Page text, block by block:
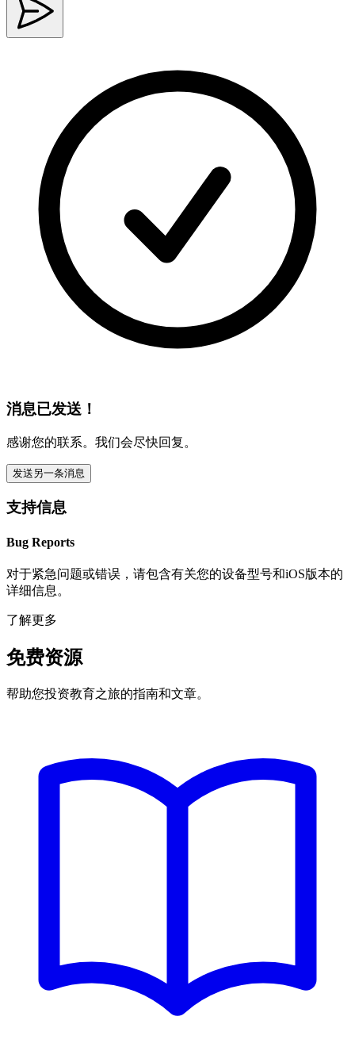
消息已发送！
感谢您的联系。我们会尽快回复。
发送另一条消息
支持信息
Bug Reports
对于紧急问题或错误，请包含有关您的设备型号和iOS版本的
详细信息。
了解更多
免费资源
帮助您投资教育之旅的指南和文章。